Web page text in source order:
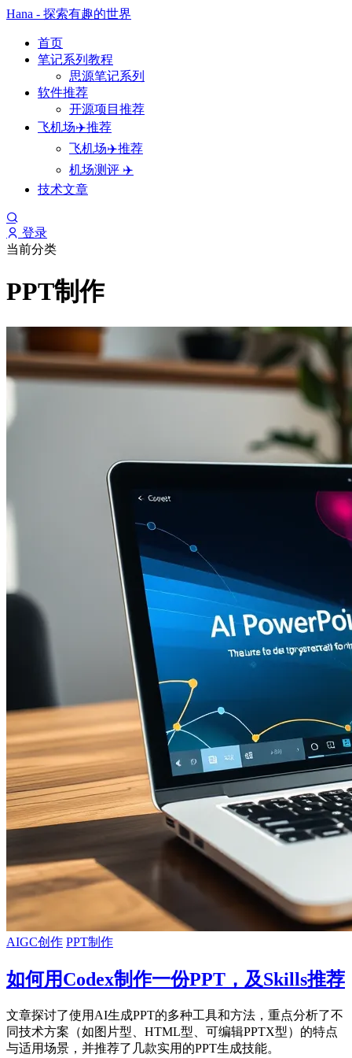
Hana - 探索有趣的世界
首页
笔记系列教程
思源笔记系列
软件推荐
开源项目推荐
飞机场✈️推荐
飞机场✈️推荐
机场测评 ✈️
技术文章
登录
当前分类
PPT制作
AIGC创作 PPT制作
如何用Codex制作一份PPT，及Skills推荐
文章探讨了使用AI生成PPT的多种工具和方法，重点分析了不
同技术方案（如图片型、HTML型、可编辑PPTX型）的特点
与适用场景，并推荐了几款实用的PPT生成技能。